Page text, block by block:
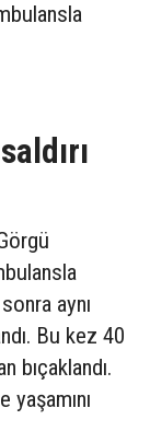
aynı
Bu kez 40
bıçaklandı.
yaşamını